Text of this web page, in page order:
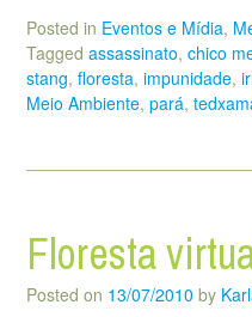
Posted in Eventos e Mídia,
Tagged assassinato, chico
stang, floresta, impunidade,
Meio Ambiente, pará,
Floresta
Posted on 13/07/2010 by